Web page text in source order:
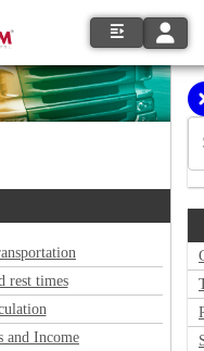
rest times
and Income